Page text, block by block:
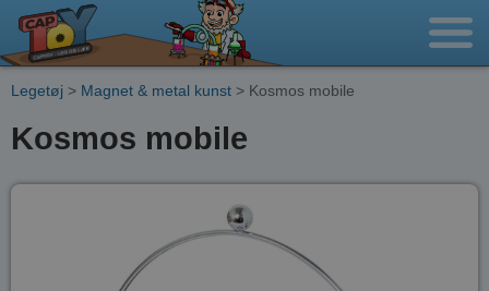
Legetøj > Magnet & metal kunst > Kosmos mobile
Kosmos mobile